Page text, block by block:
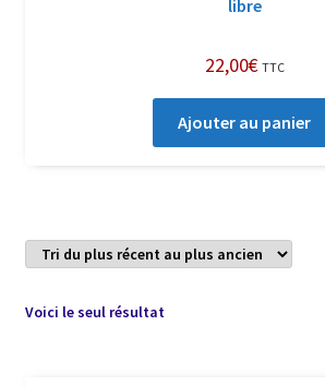
libre
22,00€ TTC
Ajouter au panier
Voici le seul résultat